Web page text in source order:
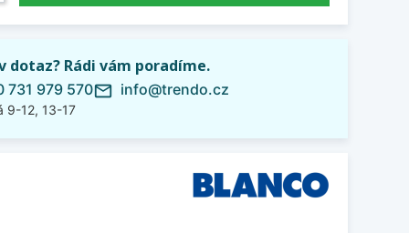
dotaz? Rádi vám poradíme.
731 979 570
9-12, 13-17
mail_outline info@trendo.cz